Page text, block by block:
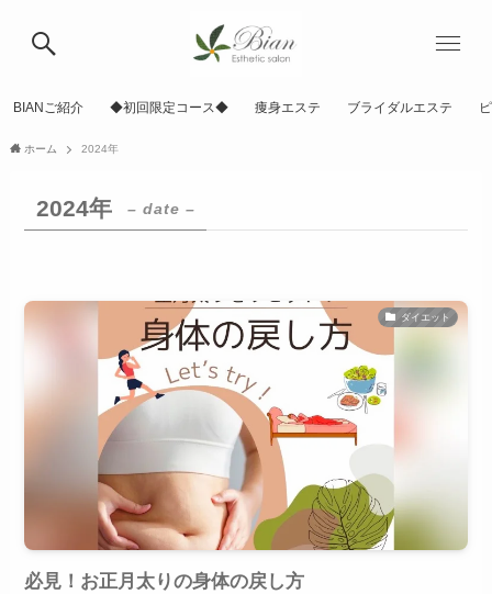
BIANご紹介 ◆初回限定コース◆ 痩身エステ ブライダルエステ
ホーム 2024年
2024年 – date –
ダイエット
必見！お正月太りの身体の戻し方